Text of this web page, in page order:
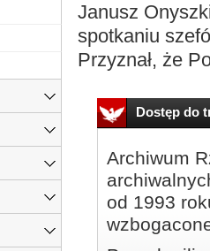
Janusz
spotkaniu
Przyznał, że
Dostęp do
Archiwum
od 1993